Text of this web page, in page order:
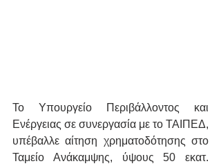
Το Υπουργείο Περιβάλλοντος και
Ενέργειας σε συνεργασία με το ΤΑΙΠΕΔ,
υπέβαλλε αίτηση χρηματοδότησης στο
Ταμείο Ανάκαμψης, ύψους 50 εκατ.